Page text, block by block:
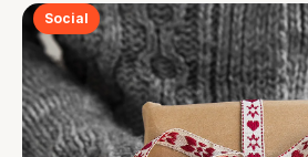
Social